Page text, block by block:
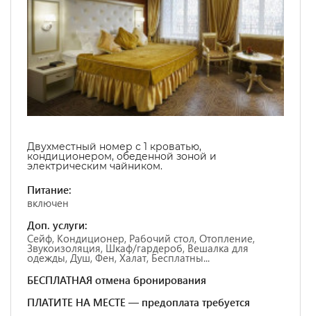
Двухместный номер с 1 кроватью,
кондиционером, обеденной зоной и
электрическим чайником.
Питание:
включен
Доп. услуги:
Сейф, Кондиционер, Рабочий стол, Отопление,
Звукоизоляция, Шкаф/гардероб, Вешалка для
одежды, Душ, Фен, Халат, Бесплатны...
БЕСПЛАТНАЯ отмена бронирования
ПЛАТИТЕ НА МЕСТЕ — предоплата требуется